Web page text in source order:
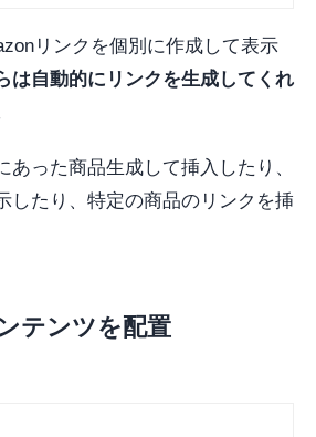
リンクを個別に作成して表示
は自動的にリンクを生成してくれ
あった商品生成して挿入したり、
したり、特定の商品のリンクを挿
テンツを配置